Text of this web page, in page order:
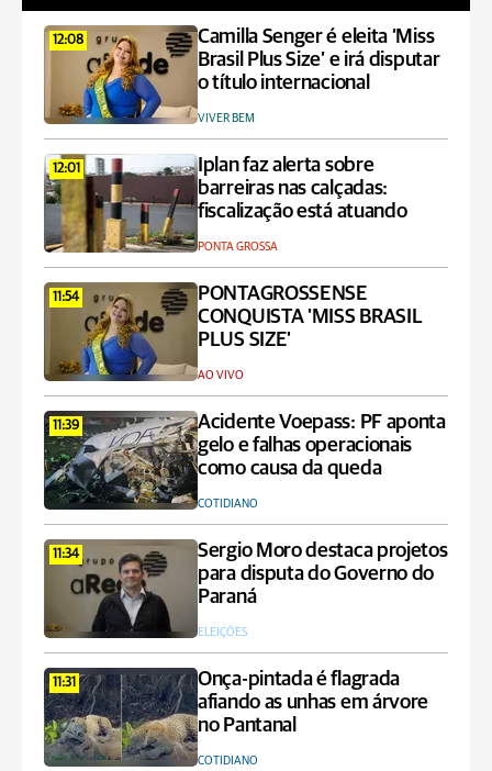
12:08
Camilla Senger é eleita ‘Miss
Brasil Plus Size’ e irá disputar
o título internacional
VIVER BEM
12:01
Iplan faz alerta sobre
barreiras nas calçadas:
fiscalização está atuando
PONTA GROSSA
11:54
PONTAGROSSENSE
CONQUISTA 'MISS BRASIL
PLUS SIZE'
AO VIVO
11:39
Acidente Voepass: PF aponta
gelo e falhas operacionais
como causa da queda
COTIDIANO
11:34
Sergio Moro destaca projetos
para disputa do Governo do
Paraná
ELEIÇÕES
11:31
Onça-pintada é flagrada
afiando as unhas em árvore
no Pantanal
COTIDIANO